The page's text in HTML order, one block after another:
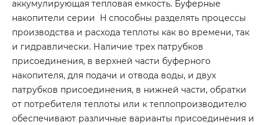
аккумулирующая тепловая емкость. Буферные
накопители серии H способны разделять процессы
производства и расхода теплоты как во времени, так
и гидравлически. Наличие трех патрубков
присоединения, в верхней части буферного
накопителя, для подачи и отвода воды, и двух
патрубков присоединения, в нижней части, обратки
от потребителя теплоты или к теплопроизводителю
обеспечивают различные варианты присоединения и